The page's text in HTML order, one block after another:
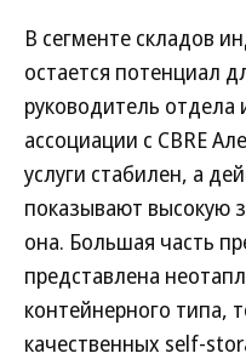
В сегменте складов
остается потенциал
руководитель отдела
ассоциации с CBRE
услуги стабилен, а
показывают высокую
она. Большая часть
представлена
контейнерного типа,
качественных self-